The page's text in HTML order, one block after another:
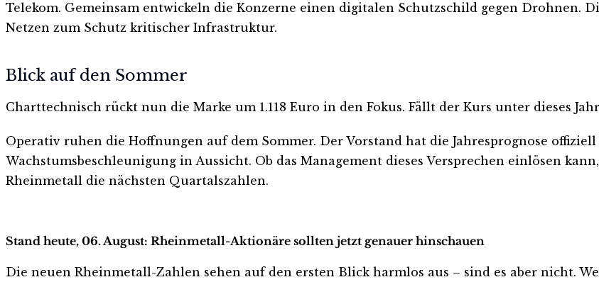
Telekom. Gemeinsam entwickeln die Konzerne einen digitalen Schutzschild gegen Drohnen.
Netzen zum Schutz kritischer Infrastruktur.
Blick auf den Sommer
Charttechnisch rückt nun die Marke um 1.118 Euro in den Fokus. Fällt der Kurs unter dieses
Operativ ruhen die Hoffnungen auf dem Sommer. Der Vorstand hat die Jahresprognose
Wachstumsbeschleunigung in Aussicht. Ob das Management dieses Versprechen einlösen
Rheinmetall die nächsten Quartalszahlen.
Stand heute, 06. August: Rheinmetall-Aktionäre sollten jetzt genauer hinschauen
Die neuen Rheinmetall-Zahlen sehen auf den ersten Blick harmlos aus – sind es aber nicht.